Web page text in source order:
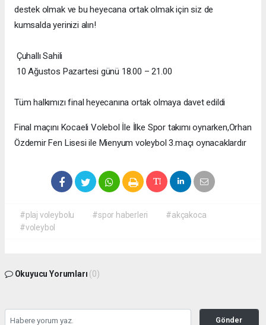
destek olmak ve bu heyecana ortak olmak için siz de
kumsalda yerinizi alın!
Çuhallı Sahili
10 Ağustos Pazartesi günü 18.00 – 21.00
Tüm halkımızı final heyecanına ortak olmaya davet edildi
Final maçını Kocaeli Volebol İle İlke Spor takımı oynarken,Orhan
Özdemir Fen Lisesi ile Mienyum voleybol 3.maçı oynacaklardır
#plaj voleybolu #spor haberleri
#akçakoca
#voleybol
Okuyucu Yorumları (0)
Gönder